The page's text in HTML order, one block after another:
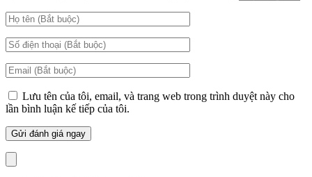
Lưu tên của tôi, email, và trang web trong trình duyệt này cho
lần bình luận kế tiếp của tôi.